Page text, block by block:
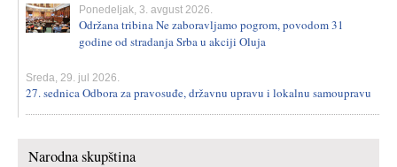
Ponedeljak, 3. avgust 2026.
Održana tribina Ne zaboravljamo pogrom, povodom 31
godine od stradanja Srba u akciji Oluja
Sreda, 29. jul 2026.
27. sednica Odbora za pravosuđe, državnu upravu i lokalnu samoupravu
Narodna skupština